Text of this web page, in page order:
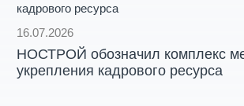
16.07.2026
НОСТРОЙ обозначил комплекс
укрепления кадрового ресурса